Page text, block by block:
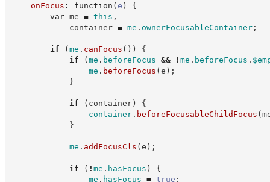
onFocus : function (e )
{
var me = this ,
container = me . ownerFocusableContainer;
if (me . canFocus ( ) )
{
if
(me . beforeFocus && ! me . beforeFocus .
me . beforeFocus (e ) ;
}
if ( container)
{
container. beforeFocusableChildFocus (
}
me . addFocusCls (e ) ;
if ( ! me . hasFocus )
{
me . hasFocus = true ;